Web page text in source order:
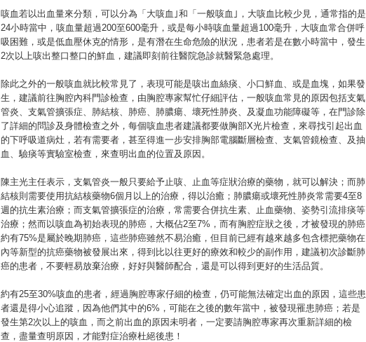
咳血若以出血量來分類，可以分為「大咳血｣和「一般咳血｣，大咳血比較少見，通常指的是
24小時當中，咳血量超過200至600毫升，或是每小時咳血量超過100毫升，大咳血常合併呼
吸困難，或是低血壓休克的情形，是有潛在生命危險的狀況，患者若是在數小時當中，發生
2次以上咳出整口整口的鮮血，建議即刻前往醫院急診就醫緊急處理。
除此之外的一般咳血就比較常見了，表現可能是咳出血絲痰、小口鮮血、或是血塊，如果發
生，建議前往胸腔內科門診檢查，由胸腔專家幫忙仔細評估，一般咳血常見的原因包括支氣
管炎、支氣管擴張症、肺結核、肺癌、肺膿瘍、壞死性肺炎、及凝血功能障礙等，在門診除
了詳細的問診及身體檢查之外，每個咳血患者建議都要做胸部X光片檢查，來尋找引起出血
的下呼吸道病灶，若有需要者，甚至得進一步安排胸部電腦斷層檢查、支氣管鏡檢查、及抽
血、驗痰等實驗室檢查，來查明出血的位置及原因。
陳主光主任表示，支氣管炎一般只要給予止咳、止血等症狀治療的藥物，就可以解決；而肺
結核則需要使用抗結核藥物6個月以上的治療，得以治癒；肺膿瘍或壞死性肺炎常需要4至8
週的抗生素治療；而支氣管擴張症的治療，常需要合併抗生素、止血藥物、姿勢引流排痰等
治療；然而以咳血為初始表現的肺癌，大概佔2至7%，而有胸腔症狀之後，才被發現的肺癌
約有75%是屬於晚期肺癌，這些肺癌雖然不易治癒，但目前已經有越來越多包含標把藥物在
內等新型的抗癌藥物被發展出來，得到比以往更好的療效和較少的副作用，建議初次診斷肺
癌的患者，不要輕易放棄治療，好好與醫師配合，還是可以得到更好的生活品質。
約有25至30%咳血的患者，經過胸腔專家仔細的檢查，仍可能無法確定出血的原因，這些患
者還是得小心追蹤，因為他們其中的6%，可能在之後的數年當中，被發現罹患肺癌；若是
發生第2次以上的咳血，而之前出血的原因未明者，一定要請胸腔專家再次重新詳細的檢
查，盡量查明原因，才能對症治療杜絕後患！